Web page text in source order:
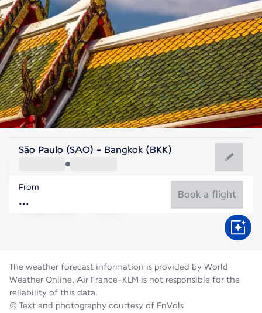
Thailand
Bangkok
Thailand
Flight time
São Paulo (SAO) - Bangkok (BKK)
From
Book a flight
The weather forecast information is provided by World
Weather Online. Air France-KLM is not responsible for the
reliability of this data.
© Text and photography courtesy of EnVols